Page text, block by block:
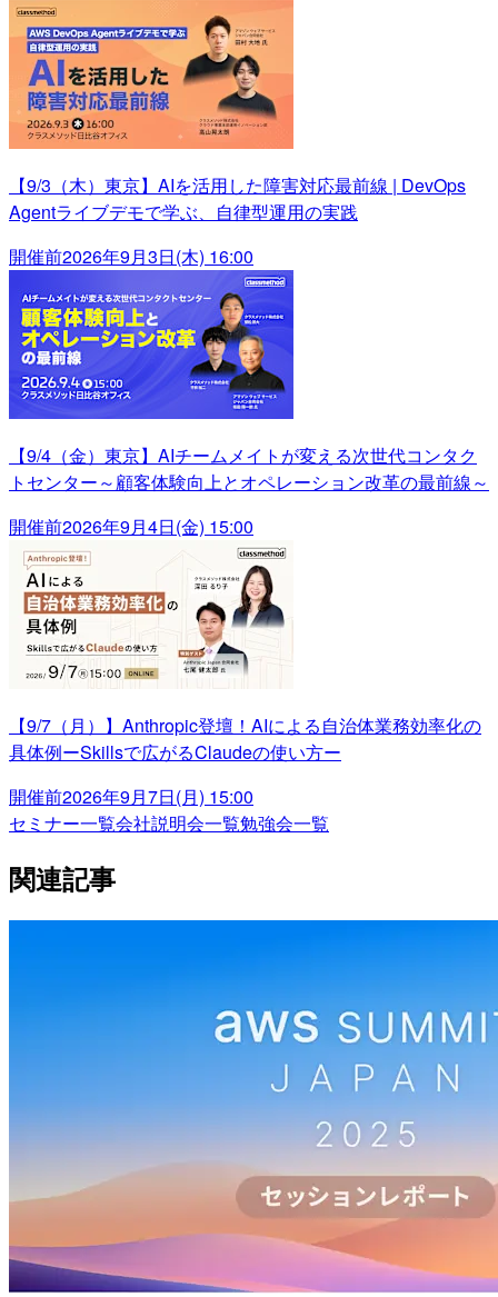
【9/3（木）東京】AIを活用した障害対応最前線 | DevOps
Agentライブデモで学ぶ、自律型運用の実践
開催前2026年9月3日(木) 16:00
【9/4（金）東京】AIチームメイトが変える次世代コンタク
トセンター～顧客体験向上とオペレーション改革の最前線～
開催前2026年9月4日(金) 15:00
【9/7（月）】Anthropic登壇！AIによる自治体業務効率化の
具体例ーSkillsで広がるClaudeの使い方ー
開催前2026年9月7日(月) 15:00
セミナー一覧会社説明会一覧勉強会一覧
関連記事